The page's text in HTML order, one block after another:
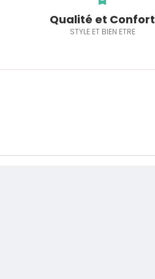
Qualité et Confort
STYLE ET BIEN ETRE